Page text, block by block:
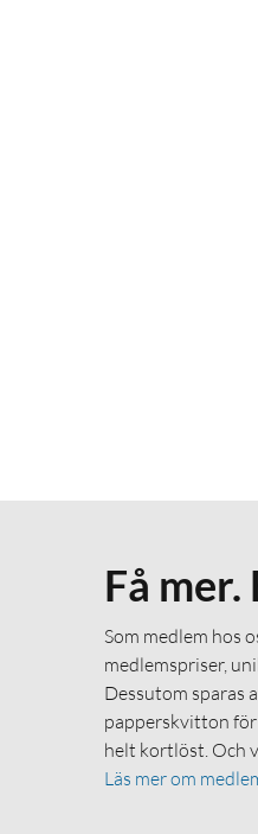
Få
Som medlem hos
medlemspriser,
Dessutom sparas
papperskvitton
helt kortlöst. Och
Läs mer om